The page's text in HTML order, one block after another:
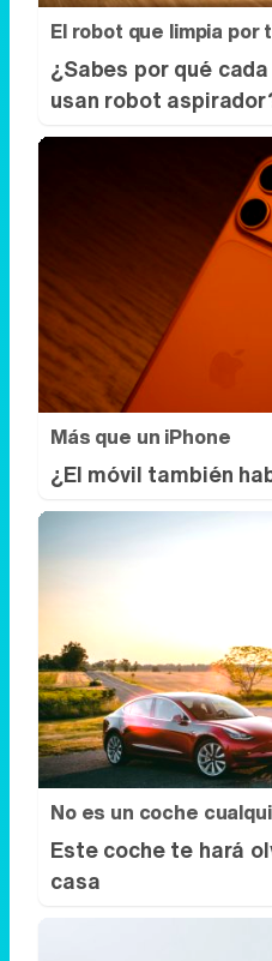
El robot que limpia por
¿Sabes por qué
usan robot
Más que un iPhone
¿El móvil también
No es un coche
Este coche te hará
casa